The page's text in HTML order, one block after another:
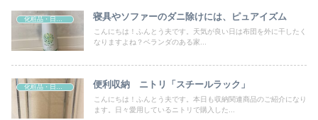
寝具やソファーのダニ除けには、ピュアイズム
こんにちは！ふんとう夫です。天気が良い日は布団を外に干したく
なりますよね？ベランダのある家...
便利収納 ニトリ「スチールラック」
こんにちは！ふんとう夫です。本日も収納関連商品のご紹介になり
ます。日々愛用しているニトリで購入した...